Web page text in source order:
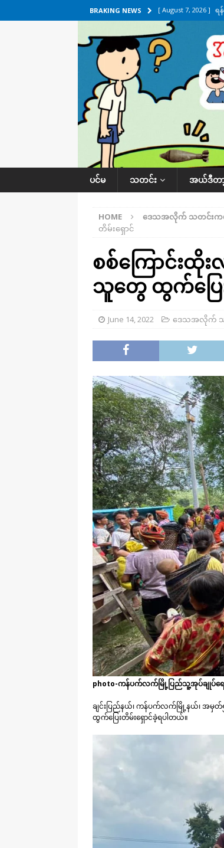
BRAKING NEWS [ August 7, 2026 ] ရ
သတင်းကဏ္ဍ
[ August 7, 2026 ] လွှ
UNCATEGORIZED
[ August 6, 2026 ] တ
[ August 6, 2026 ]
အလိုက် သတင်းကဏ္ဍ
[ August 7, 2026 ] လ
ဒေသအလိုက် သတင်းက
ပင်မ သတင်း အယ်ဒီတ
HOME ဒေသအလိုက် သတင်းက
တိမ်းရှောင်
စစ်ကြောင်းထို
သူတွေ ထွက်ပြေ
June 14, 2022 ဒေသအလိုက်
photo-ကန်ပက်လက်မြို့ပြည်သူ့အုပ်ချုပ်ရ
ချင်းပြည်နယ်၊ ကန်ပက်လက်မြို့နယ်၊ အမှ
ထွက်ပြေးတိမ်းရှောင်ခဲ့ရပါတယ်။